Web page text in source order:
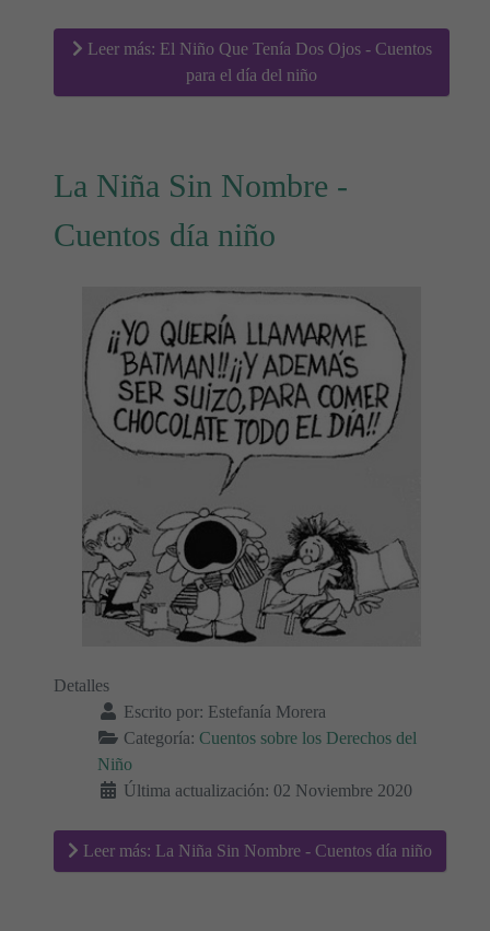
Leer más: El Niño Que Tenía Dos Ojos - Cuentos
para el día del niño
La Niña Sin Nombre -
Cuentos día niño
Detalles
Escrito por: Estefanía Morera
Categoría: Cuentos sobre los Derechos del
Niño
Última actualización: 02 Noviembre 2020
Leer más: La Niña Sin Nombre - Cuentos día niño